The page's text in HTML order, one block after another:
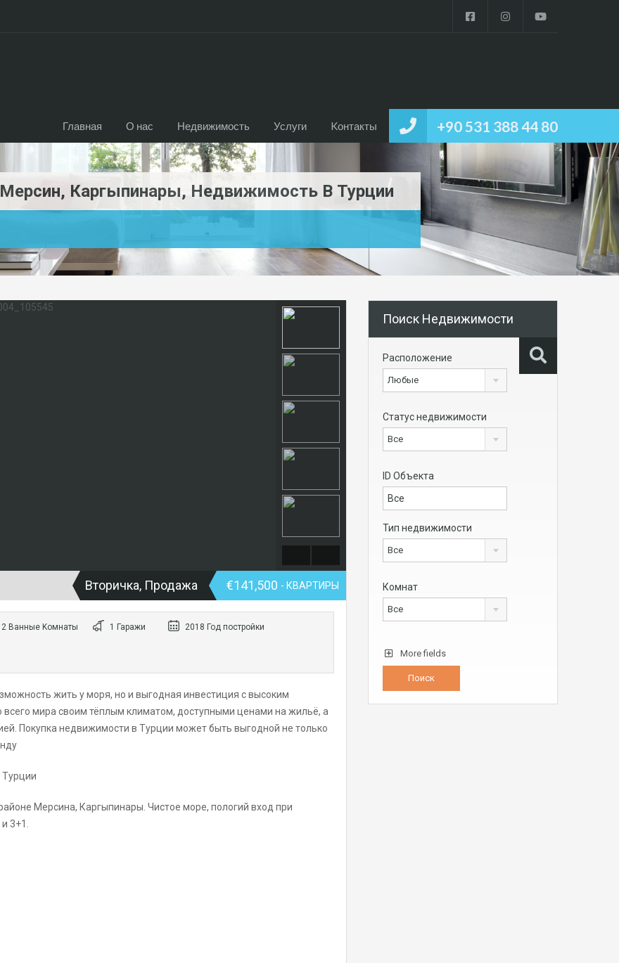
+90 531 388 44 80
Главная О нас Недвижимость Услуги Kонтакты
Каргыпинары, Недвижимость В Турции
Вторичка, Продажа €141,500 - КВАРТИРЫ
2 Bанные Kомнаты 1 Гаражи 2018 Год постройки
жить у моря, но и выгодная инвестиция с высоким
мира своим тёплым климатом, доступными ценами на жильё, а
Покупка недвижимости в Турции может быть выгодной не только
Турции
Мерсина, Каргыпинары. Чистое море, пологий вход при
3+1.
Поиск Недвижимости
Расположение
Любые
Статус недвижимости
Все
ID Объекта
Тип недвижимости
Все
Комнат
Все
More fields